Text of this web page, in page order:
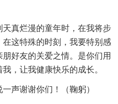
真烂漫的童年时，在我将步
这特殊的时刻，我要特别感
好友的关爱之情。是你们用
，让我健康快乐的成长。
声谢谢你们！（鞠躬）